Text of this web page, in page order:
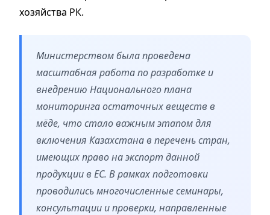
хозяйства РК.
Министерством была проведена
масштабная работа по разработке и
внедрению Национального плана
мониторинга остаточных веществ в
мёде, что стало важным этапом для
включения Казахстана в перечень стран,
имеющих право на экспорт данной
продукции в ЕС. В рамках подготовки
проводились многочисленные семинары,
консультации и проверки, направленные